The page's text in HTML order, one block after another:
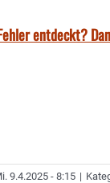
entdeckt?
9.4.2025 - 8:15 |